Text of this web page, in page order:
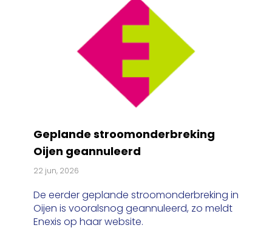
Geplande stroomonderbreking
Oijen geannuleerd
22 jun, 2026
De eerder geplande stroomonderbreking in
Oijen is vooralsnog geannuleerd, zo meldt
Enexis op haar website.